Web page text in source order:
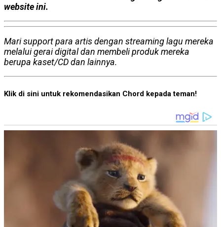
website ini.
Mari support para artis dengan streaming lagu mereka
melalui gerai digital dan membeli produk mereka
berupa kaset/CD dan lainnya.
Klik di sini untuk rekomendasikan Chord kepada teman!